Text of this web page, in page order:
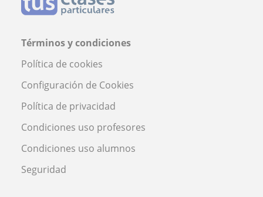
Términos y condiciones
Política de cookies
Configuración de Cookies
Política de privacidad
Condiciones uso profesores
Condiciones uso alumnos
Seguridad